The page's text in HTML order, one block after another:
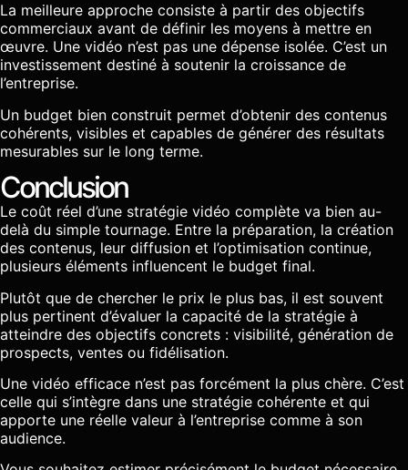
La meilleure approche consiste à partir des objectifs
commerciaux avant de définir les moyens à mettre en
œuvre. Une vidéo n’est pas une dépense isolée. C’est un
investissement destiné à soutenir la croissance de
l’entreprise.
Un budget bien construit permet d’obtenir des contenus
cohérents, visibles et capables de générer des résultats
mesurables sur le long terme.
Conclusion
Le coût réel d’une stratégie vidéo complète va bien au-
delà du simple tournage. Entre la préparation, la création
des contenus, leur diffusion et l’optimisation continue,
plusieurs éléments influencent le budget final.
Plutôt que de chercher le prix le plus bas, il est souvent
plus pertinent d’évaluer la capacité de la stratégie à
atteindre des objectifs concrets : visibilité, génération de
prospects, ventes ou fidélisation.
Une vidéo efficace n’est pas forcément la plus chère. C’est
celle qui s’intègre dans une stratégie cohérente et qui
apporte une réelle valeur à l’entreprise comme à son
audience.